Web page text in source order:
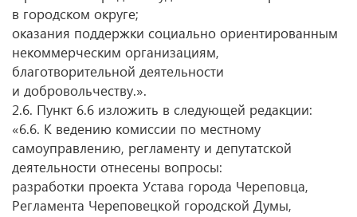
в городском округе;
оказания поддержки социально ориентированным
некоммерческим организациям,
благотворительной деятельности
и добровольчеству.».
2.6. Пункт 6.6 изложить в следующей редакции:
«6.6. К ведению комиссии по местному
самоуправлению, регламенту и депутатской
деятельности отнесены вопросы:
разработки проекта Устава города Череповца,
Регламента Череповецкой городской Думы,